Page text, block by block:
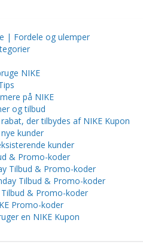
| Fordele og ulemper
NIKE
på NIKE
og tilbud
der tilbydes af NIKE Kupon
kunder
kunder
& Promo-koder
Tilbud & Promo-koder
Tilbud & Promo-koder
& Promo-koder
Promo-koder
en NIKE Kupon